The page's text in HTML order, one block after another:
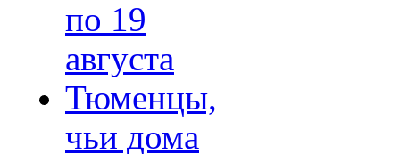
по 19
августа
Тюменцы,
чьи дома